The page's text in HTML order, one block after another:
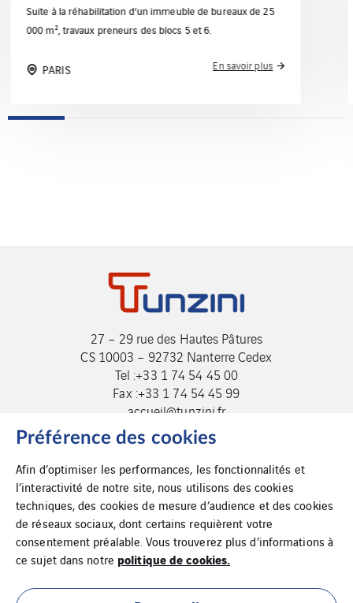
Les travaux consistent en l’aménagement des niveaux,
salles informatiques et salle des arts/des coffres.
En savoir plus
27 – 29 rue des Hautes Pâtures
CS 10003 – 92732 Nanterre Cedex
Tel :+33 1 74 54 45 00
Fax :+33 1 74 54 45 99
accueil@tunzini.fr
Cookies
Préférence des cookies
Afin d’optimiser les performances, les fonctionnalités et
l’interactivité de notre site, nous utilisons des cookies
techniques, des cookies de mesure d’audience et des cookies
de réseaux sociaux, dont certains requièrent votre
consentement préalable. Vous trouverez plus d’informations à
ce sujet dans notre politique de cookies.